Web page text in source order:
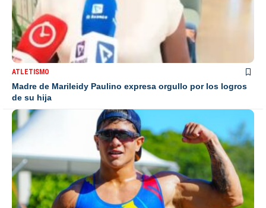
ATLETISMO
Madre de Marileidy Paulino expresa orgullo por los logros
de su hija